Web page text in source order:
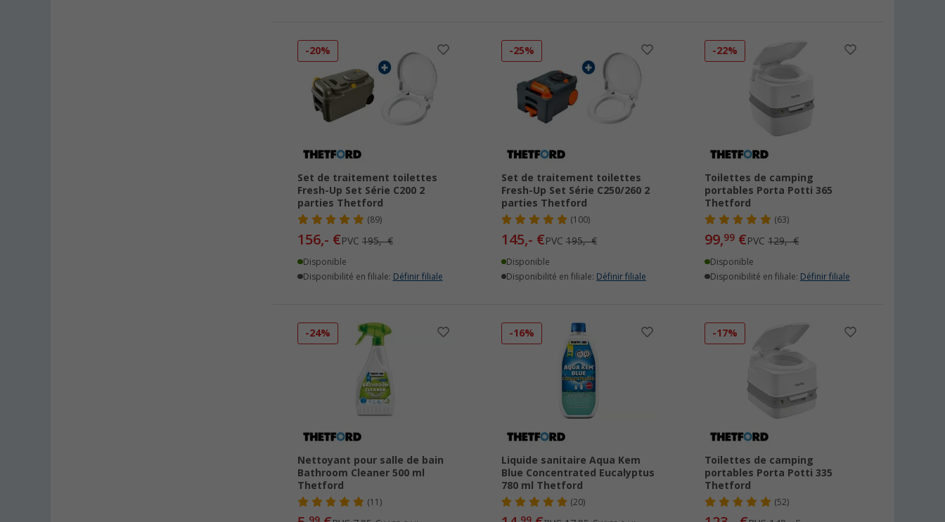
-20%
Set de traitement toilettes
Fresh-Up Set Série C200 2
parties Thetford
(89)
156,- €PVC195,- €
Disponible
Disponibilité en filiale: Définir filiale
-25%
Set de traitement toilettes
Fresh-Up Set Série C250/260 2
parties Thetford
(100)
145,- €PVC195,- €
Disponible
Disponibilité en filiale: Définir filiale
-22%
Toilettes de camping
portables Porta Potti 365
Thetford
(63)
99,99 €PVC129,- €
Disponible
Disponibilité en filiale: Définir filiale
-24%
Nettoyant pour salle de bain
Bathroom Cleaner 500 ml
Thetford
(11)
-16%
Liquide sanitaire Aqua Kem
Blue Concentrated Eucalyptus
780 ml Thetford
(20)
-17%
Toilettes de camping
portables Porta Potti 335
Thetford
(52)